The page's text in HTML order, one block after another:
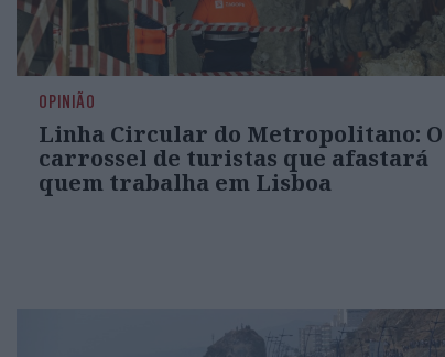
OPINIÃO
Linha Circular do Metropolitano: O
carrossel de turistas que afastará
quem trabalha em Lisboa